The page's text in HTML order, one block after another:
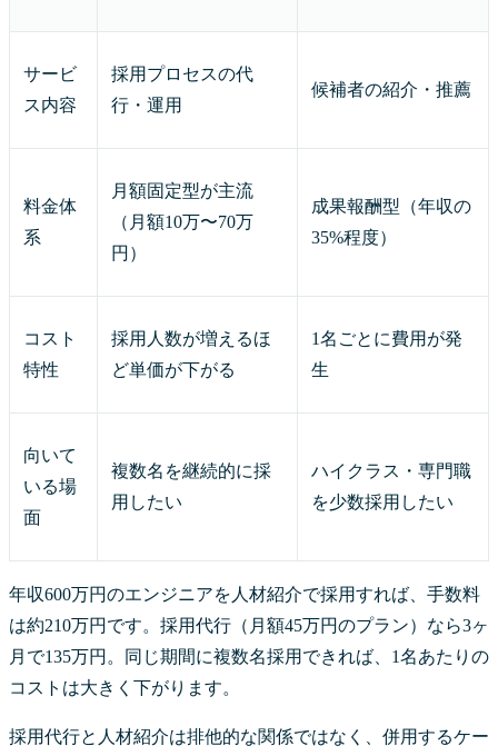
サービ
ス内容
採用プロセスの代
行・運用
候補者の紹介・推薦
料金体
系
月額固定型が主流
（月額10万〜70万
円）
成果報酬型（年収の
35%程度）
コスト
特性
採用人数が増えるほ
ど単価が下がる
1名ごとに費用が発
生
向いて
いる場
面
複数名を継続的に採
用したい
ハイクラス・専門職
を少数採用したい
年収600万円のエンジニアを人材紹介で採用すれば、手数料
は約210万円です。採用代行（月額45万円のプラン）なら3ヶ
月で135万円。同じ期間に複数名採用できれば、1名あたりの
コストは大きく下がります。
採用代行と人材紹介は排他的な関係ではなく、併用するケー